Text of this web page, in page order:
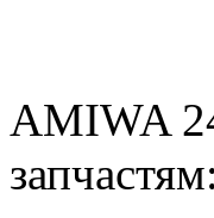
AMIWA
запчастям: